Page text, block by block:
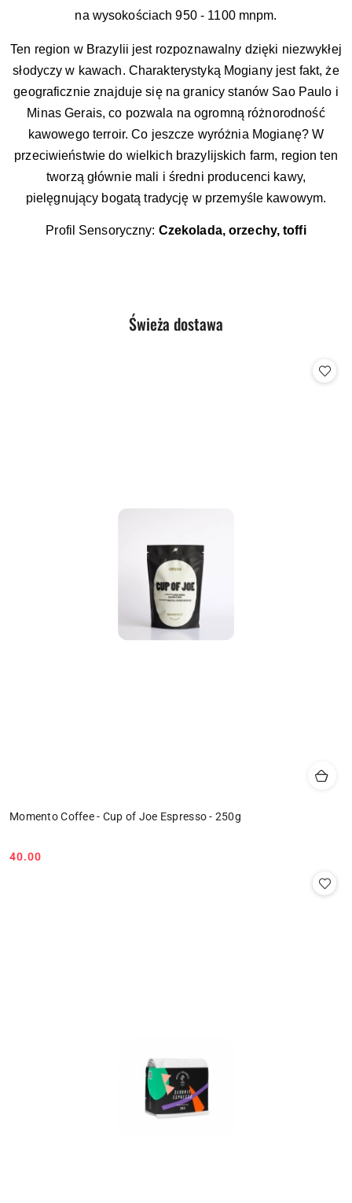
na wysokościach 950 - 1100 mnpm.
Ten region w Brazylii jest rozpoznawalny dzięki niezwykłej
słodyczy w kawach. Charakterystyką Mogiany jest fakt, że
geograficznie znajduje się na granicy stanów Sao Paulo i
Minas Gerais, co pozwala na ogromną różnorodność
kawowego terroir. Co jeszcze wyróżnia Mogianę? W
przeciwieństwie do wielkich brazylijskich farm, region ten
tworzą głównie mali i średni producenci kawy,
pielęgnujący bogatą tradycję w przemyśle kawowym.
Profil Sensoryczny: Czekolada, orzechy, toffi
Pomiń karuzelę produktów
Produkty
Świeża dostawa
Momento Coffee - Cup of Joe Espresso - 250g
Cena:
40.00